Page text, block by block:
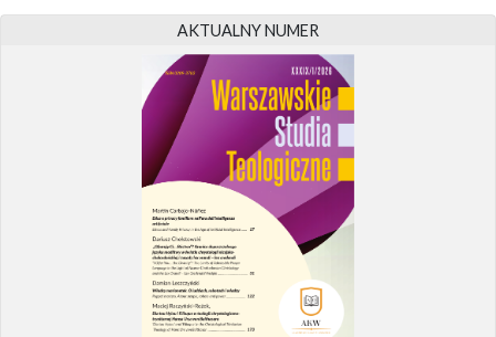
AKTUALNY NUMER